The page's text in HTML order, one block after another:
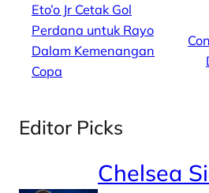
Eto’o Jr Cetak Gol
Perdana untuk Rayo
Dalam Kemenangan
Copa
Editor Picks
Chelsea